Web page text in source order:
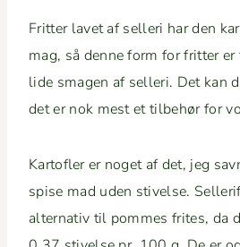
Frit­ter lavet af sel­l­eri har den
mag, så denne form for frit­ter er
lide sma­gen af sel­l­eri. Det kan
det er nok mest et tilbe­hør for
Kartofler er noget af det, jeg
spise mad uden stivelse.
alter­na­tiv til pommes frites, da